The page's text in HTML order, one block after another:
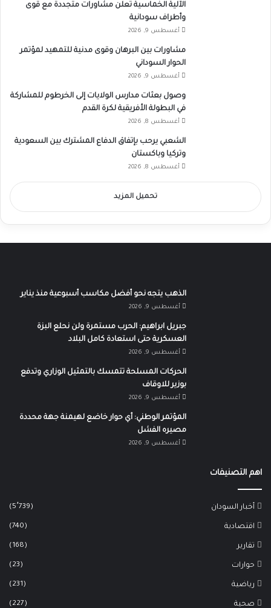
الآلية الخماسية تعلن مشاورات متجددة مع قوى
وأطراف سودانية
أغسطس 9, 2026
مشاورات بين البرهان وقوى مدنية للتمهيد لمؤتمر
الحوار السوداني
أغسطس 9, 2026
وصول بعثات مدارس الولايات إلى الخرطوم للمشاركة
في البطولة الأفريقية لكرة القدم
أغسطس 8, 2026
الشعبي يرحب بإتفاق الدفاع المشترك بين السعودية
وتركيا وباكستان
أغسطس 8, 2026
تحميل المزيد
الذهب يتجه نحو أفضل مكاسب أسبوعية منذ يناير
أغسطس 9, 2026
جبريل ابراهيم: الحرب مستمرة ولن نحلع البزة
العسكرية حتى استعادة كامل البلاد
أغسطس 9, 2026
الحركات المسلحة تتمسك بالتمثيل الوزاري وتدفع
بوزير للاوقاف
أغسطس 9, 2026
المؤتمر الوطني: أي حوار خاضع لهيمنة جهة محددة
مصيره الفشل
أغسطس 9, 2026
اهم التصنيفات
أخبار السودان (5٬739)
اقتصادية (740)
تقارير (168)
حوارات (23)
رياضية (231)
صحية (227)